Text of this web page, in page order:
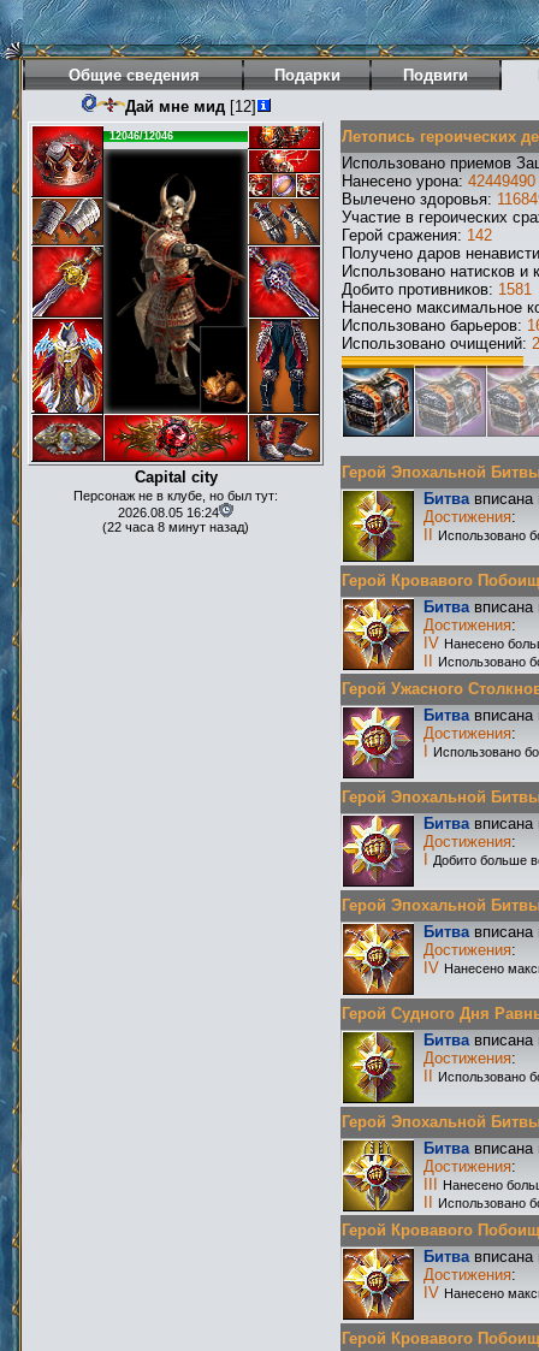
Общие сведения Подарки Подвиги
Дай мне мид[12]
12046/12046
Capital city
Персонаж не в клубе, но был тут:
2026.08.05 16:24
(22 часа 8 минут назад)
Летопись героических
Использовано приемов
Нанесено урона: 42449490
Вылечено здоровья:
Участие в героических
Герой сражения: 142
Получено даров
Использовано натисков и
Добито противников: 1581
Нанесено максимальное
Использовано барьеров:
Использовано очищений:
Герой Эпохальной
Битвавписана
Достижения:
Использовано
Герой Кровавого
Битвавписана
Достижения:
IV Нанесено
Использовано
Герой Ужасного
Битвавписана
Достижения:
Использовано
Герой Эпохальной
Битвавписана
Достижения:
Добито больше
Герой Эпохальной
Битвавписана
Достижения:
IV Нанесено
Герой Судного Дня
Битвавписана
Достижения:
Использовано
Герой Эпохальной
Битвавписана
Достижения:
Нанесено
Использовано
Герой Кровавого
Битвавписана
Достижения:
IV Нанесено
Герой Кровавого